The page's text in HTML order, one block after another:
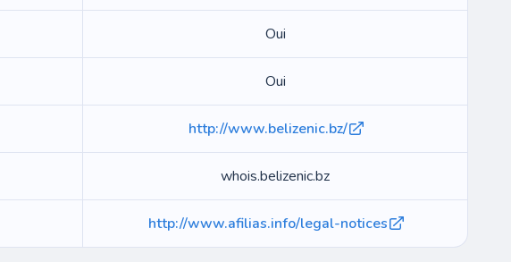
Oui
Oui
http://www.belizenic.bz/
whois.belizenic.bz
http://www.afilias.info/legal-notices